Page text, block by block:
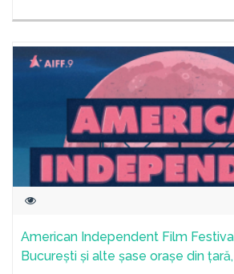
American Independent Film
București și alte șase orașe din